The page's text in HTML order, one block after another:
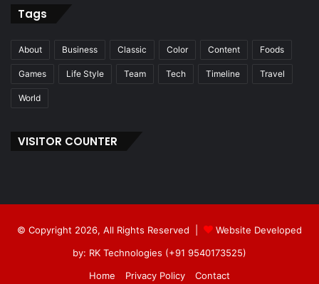
Tags
About Business Classic Color Content Foods
Games Life Style Team Tech Timeline Travel
World
VISITOR COUNTER
© Copyright 2026, All Rights Reserved |
Website Developed
by: RK Technologies (+91 9540173525)
Home
Privacy Policy Contact